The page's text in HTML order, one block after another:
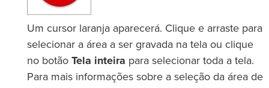
Um cursor laranja aparecerá. Clique e arraste para
selecionar a área a ser gravada na tela ou clique
no botão Tela inteira para selecionar toda a tela.
Para mais informações sobre a seleção da área de